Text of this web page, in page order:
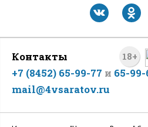
18+
Контакты
+7 (8452) 65-99-77 и 65-99-
mail@4vsaratov.ru